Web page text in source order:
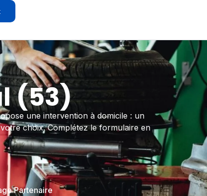
(53)
une intervention à domicile : un
choix. Complétez le formulaire en
Partenaire